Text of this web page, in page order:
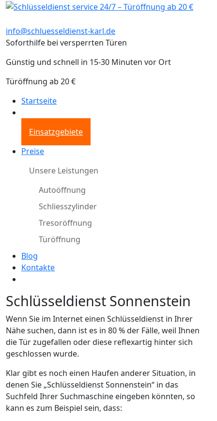
info@schluesseldienst-karl.de
Soforthilfe bei versperrten Türen
Günstig und schnell in 15-30 Minuten vor Ort
Türöffnung ab 20 €
Startseite
Einsatzgebiete
Preise
Unsere Leistungen
Autoöffnung
Schliesszylinder
Tresoröffnung
Türöffnung
Blog
Kontakte
Schlüsseldienst Sonnenstein
Wenn Sie im Internet einen Schlüsseldienst in Ihrer
Nähe suchen, dann ist es in 80 % der Fälle, weil Ihnen
die Tür zugefallen oder diese reflexartig hinter sich
geschlossen wurde.
Klar gibt es noch einen Haufen anderer Situation, in
denen Sie „Schlüsseldienst Sonnenstein“ in das
Suchfeld Ihrer Suchmaschine eingeben könnten, so
kann es zum Beispiel sein, dass: